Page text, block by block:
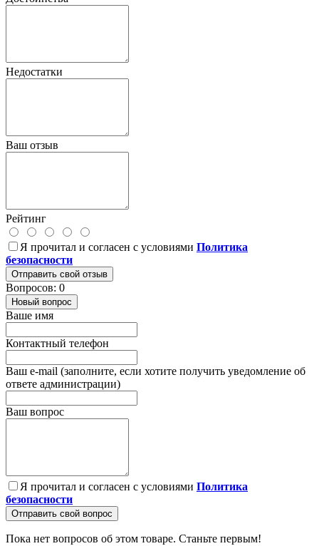
Недостатки
Ваш отзыв
Рейтинг
Я прочитал и согласен с условиями Политика
безопасности
Отправить свой отзыв
Вопросов: 0
Новый вопрос
Ваше имя
Контактный телефон
Ваш e-mail (заполните, если хотите получить уведомление об
ответе администрации)
Ваш вопрос
Я прочитал и согласен с условиями Политика
безопасности
Отправить свой вопрос
Пока нет вопросов об этом товаре. Станьте первым!